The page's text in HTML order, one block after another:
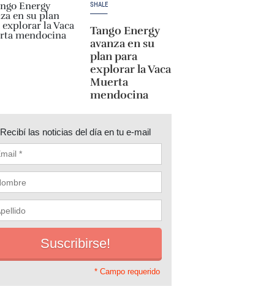
SHALE
Tango Energy
avanza en su
plan para
explorar la Vaca
Muerta
mendocina
Recibí las noticias del día en tu e-mail
* Campo requerido